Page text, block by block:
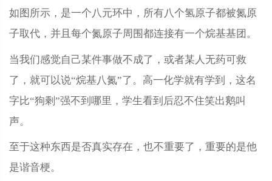
如图所示，是一个八元环中，所有八个氢原子都被氮原
子取代，并且每个氮原子周围都连接有一个烷基基团。
当我们感觉自己某件事做不成了，或者某人无药可救
了，就可以说“烷基八氮”了。高一化学就有学到，这名
字比“狗剩”强不到哪里，学生看到后忍不住笑出鹅叫
声。
至于这种东西是否真实存在，也不重要了，重要的是他
是谐音梗。